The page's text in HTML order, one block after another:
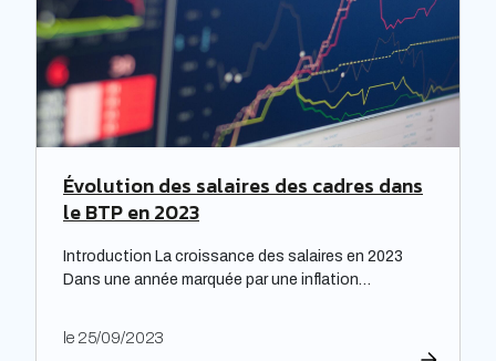
Évolution des salaires des cadres dans
le BTP en 2023
Introduction La croissance des salaires en 2023
Dans une année marquée par une inflation
une inflation hors-norme, les entreprises ont mis la
le 25/09/2023